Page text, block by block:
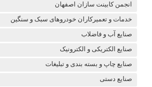
انجمن کابینت سازان اصفهان
خدمات و تعمیرکاران خودروهای سبک و سنگین
صنایع آب و فاضلاب
صنایع الکتریکی و الکترونیک
صنایع چاپ و بسته بندی و تبلیغات
صنایع دستی